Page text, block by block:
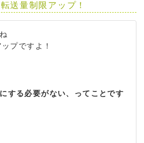
送量制限アップ！
プですよ！
する必要がない、ってことです